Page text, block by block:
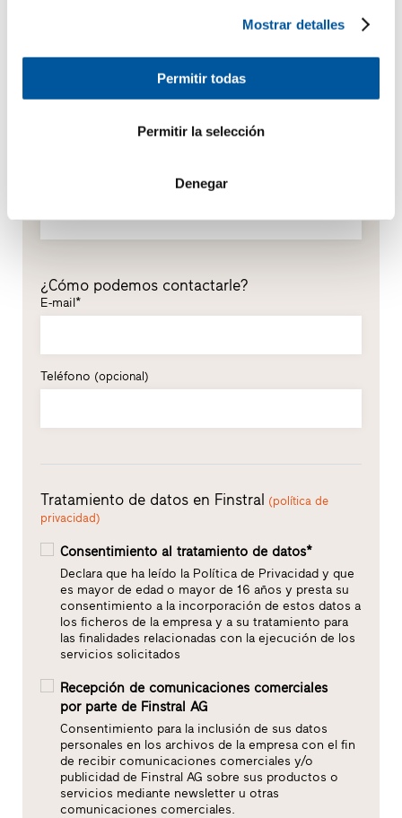
Mostrar detalles
Permitir todas
Permitir la selección
Denegar
Doña
¿Cómo podemos contactarle?
E-mail*
Teléfono (opcional)
Tratamiento de datos en Finstral (política de
privacidad)
Consentimiento al tratamiento de datos*
Declara que ha leído la Política de Privacidad y que
es mayor de edad o mayor de 16 años y presta su
consentimiento a la incorporación de estos datos a
los ficheros de la empresa y a su tratamiento para
las finalidades relacionadas con la ejecución de los
servicios solicitados
Recepción de comunicaciones comerciales
por parte de Finstral AG
Consentimiento para la inclusión de sus datos
personales en los archivos de la empresa con el fin
de recibir comunicaciones comerciales y/o
publicidad de Finstral AG sobre sus productos o
servicios mediante newsletter u otras
comunicaciones comerciales.